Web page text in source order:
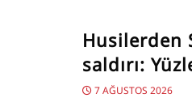
Husilerden
saldırı:
7 AĞUSTOS 2026